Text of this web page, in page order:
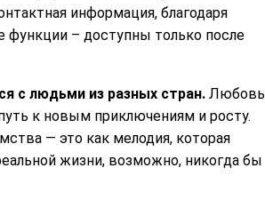
информация, благодаря
функции – доступны только после
с людьми из разных стран. Любовь
к новым приключениям и росту.
— это как мелодия, которая
жизни, возможно, никогда бы